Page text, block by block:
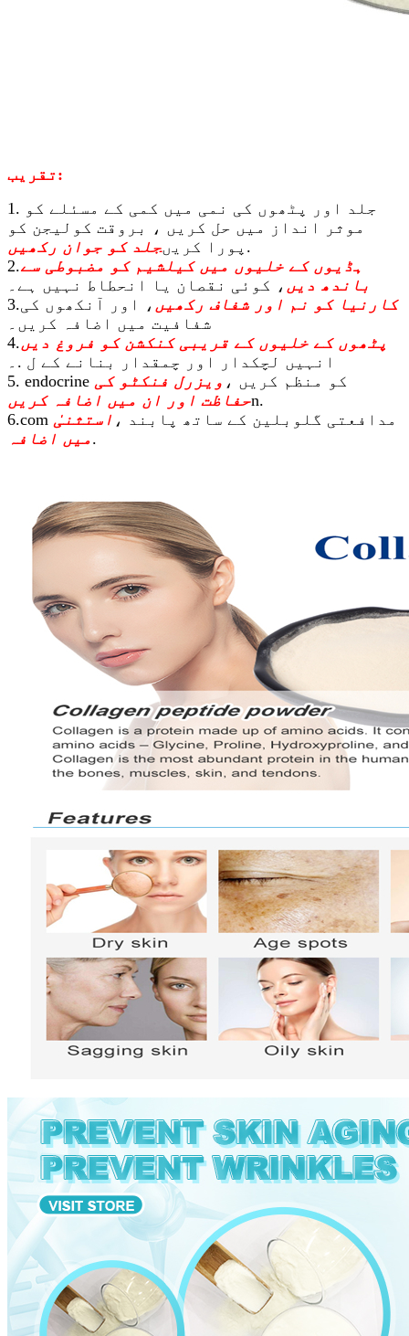
تقریب:
1. جلد اور پٹھوں کی نمی میں کمی کے مسئلے کو
موثر انداز میں حل کریں ، بروقت کولیجن کو
پورا کریںجلد کو جوان رکھیں
.
2.ہڈیوں کے خلیوں میں کیلشیم کو مضبوطی سے
باندھ دیں ، کوئی نقصان یا انحطاط نہیں ہے۔
3.
کارنیا کو نم اور شفاف رکھیں ، اور آنکھوں کی
شفافیت میں اضافہ کریں۔
4.پٹھوں کے خلیوں کے قریبی کنکشن کو فروغ دیں
انہیں لچکدار اور چمقدار بنانے کے ل .۔
5. endocrine کو منظم کریں ، ویزرل فنکٹو کی
حفاظت اور ان میں اضافہ کریںn.
6.com مدافعتی گلوبلین کے ساتھ پابند ، استثنیٰ
میں اضافہ.